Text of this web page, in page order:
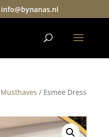
info@bynanas.nl
/ Esmee Dress